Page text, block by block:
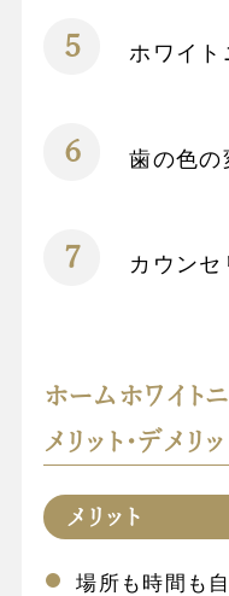
ホワイト
歯の色の
カウンセ
ホームホワイト
メリット・デメリッ
メリット
場所も時間も